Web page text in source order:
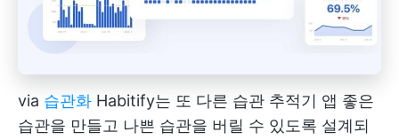
via 습관화 Habitify는 또 다른 습관 추적기 앱 좋은
습관을 만들고 나쁜 습관을 버릴 수 있도록 설계되